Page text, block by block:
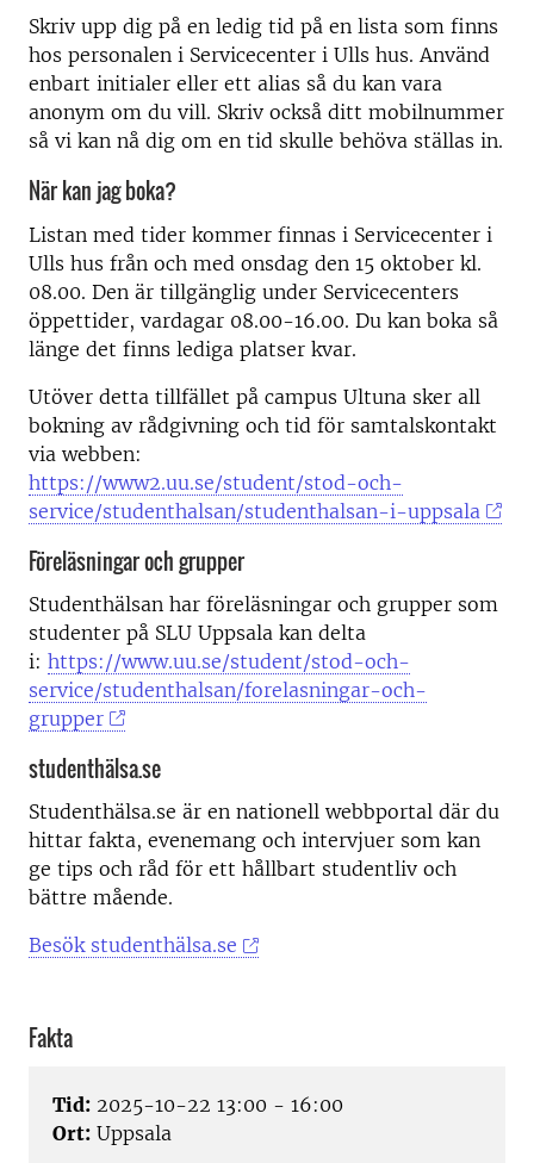
Skriv upp dig på en ledig tid på en lista som finns
hos personalen i Servicecenter i Ulls hus. Använd
enbart initialer eller ett alias så du kan vara
anonym om du vill. Skriv också ditt mobilnummer
så vi kan nå dig om en tid skulle behöva ställas in.
När kan jag boka?
Listan med tider kommer finnas i Servicecenter i
Ulls hus från och med onsdag den 15 oktober kl.
08.00. Den är tillgänglig under Servicecenters
öppettider, vardagar 08.00-16.00. Du kan boka så
länge det finns lediga platser kvar.
Utöver detta tillfället på campus Ultuna sker all
bokning av rådgivning och tid för samtalskontakt
via webben:
https://www2.uu.se/student/stod-och-
service/studenthalsan/studenthalsan-i-uppsala
Föreläsningar och grupper
Studenthälsan har föreläsningar och grupper som
studenter på SLU Uppsala kan delta
i: https://www.uu.se/student/stod-och-
service/studenthalsan/forelasningar-och-
grupper
studenthälsa.se
Studenthälsa.se är en nationell webbportal där du
hittar fakta, evenemang och intervjuer som kan
ge tips och råd för ett hållbart studentliv och
bättre mående.
Besök studenthälsa.se
Fakta
Tid: 2025-10-22 13:00 - 16:00
Ort: Uppsala